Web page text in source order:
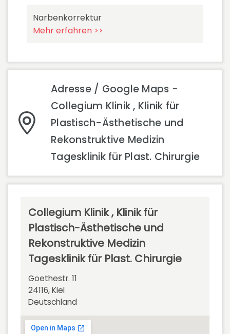
Narbenkorrektur
Mehr erfahren >>
Adresse / Google Maps -
Collegium Klinik , Klinik für
Plastisch-Ästhetische und
Rekonstruktive Medizin
Tagesklinik für Plast. Chirurgie
Collegium Klinik , Klinik für
Plastisch-Ästhetische und
Rekonstruktive Medizin
Tagesklinik für Plast. Chirurgie
Goethestr. 11
24116, Kiel
Deutschland